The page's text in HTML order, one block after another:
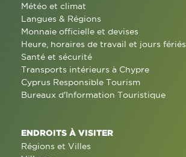
Météo et climat
Langues & Régions
Monnaie officielle et devises
Heure, horaires de travail et jours fériés
Santé et sécurité
Transports intérieurs à Chypre
Cyprus Responsible Tourism
Bureaux d'Information Touristique
ENDROITS À VISITER
Régions et Villes